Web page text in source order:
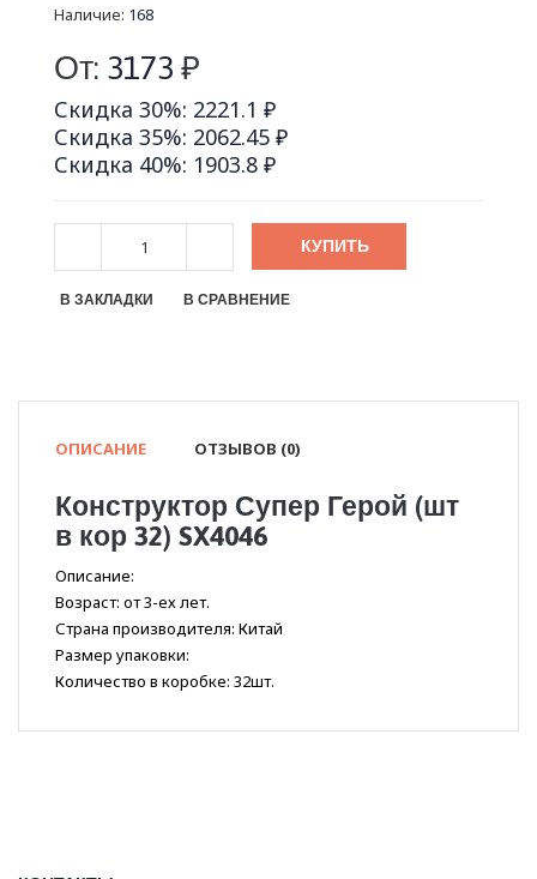
Наличие: 168
От: 3173 ₽
Скидка 30%: 2221.1 ₽
Скидка 35%: 2062.45 ₽
Скидка 40%: 1903.8 ₽
КУПИТЬ
В ЗАКЛАДКИ В СРАВНЕНИЕ
ОПИСАНИЕ ОТЗЫВОВ (0)
Конструктор Супер Герой (шт
в кор 32) SX4046
Описание:
Возраст: от 3-ех лет.
Страна производителя: Китай
Размер упаковки:
Количество в коробке: 32шт.